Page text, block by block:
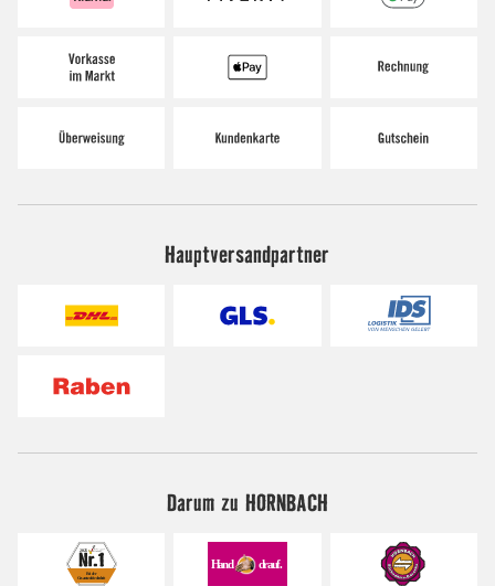
Hauptversandpartner
Darum zu HORNBACH